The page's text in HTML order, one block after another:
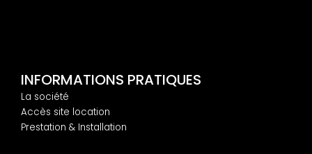
INFORMATIONS PRATIQUES
La société
Accès site location
Prestation & Installation